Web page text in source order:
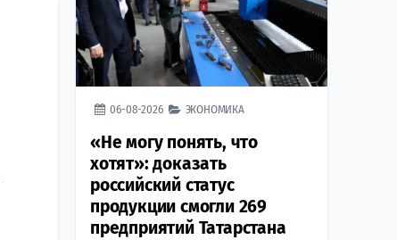
06-08-2026 ЭКОНОМИКА
«Не могу понять, что
хотят»: доказать
российский статус
продукции смогли 269
предприятий Татарстана